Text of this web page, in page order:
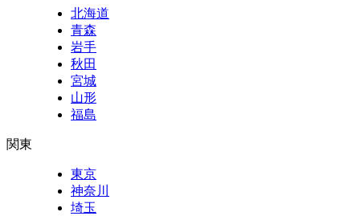
北海道
青森
岩手
秋田
宮城
山形
福島
関東
東京
神奈川
埼玉